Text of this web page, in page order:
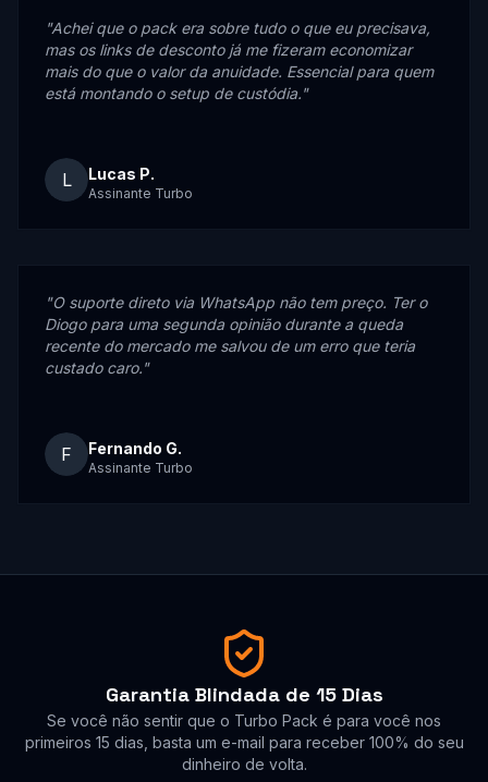
"Achei que o pack era sobre tudo o que eu precisava,
mas os links de desconto já me fizeram economizar
mais do que o valor da anuidade. Essencial para quem
está montando o setup de custódia."
L Lucas P.
Assinante Turbo
"O suporte direto via WhatsApp não tem preço. Ter o
Diogo para uma segunda opinião durante a queda
recente do mercado me salvou de um erro que teria
custado caro."
F Fernando G.
Assinante Turbo
Garantia Blindada de 15 Dias
Se você não sentir que o Turbo Pack é para você nos
primeiros 15 dias, basta um e-mail para receber 100% do seu
dinheiro de volta.